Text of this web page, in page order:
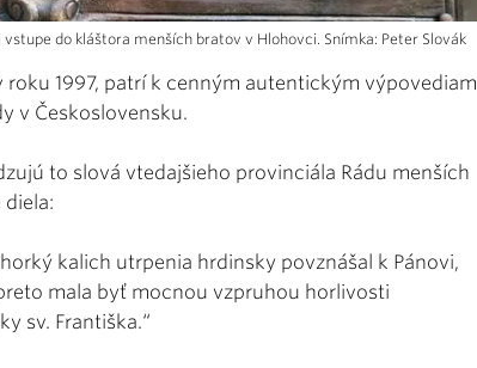
do kláštora menších bratov v Hlohovci. Snímka: Peter Slovák
1997, patrí k cenným autentickým výpovediam
v Československu.
to slová vtedajšieho provinciála Rádu menších
kalich utrpenia hrdinsky povznášal k Pánovi,
mala byť mocnou vzpruhou horlivosti
sv. Františka.“